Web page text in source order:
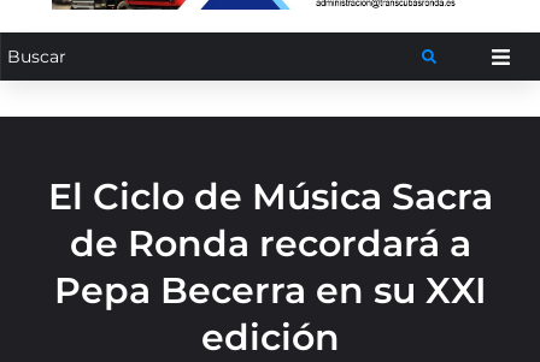
El Ciclo de Música Sacra
de Ronda recordará a
Pepa Becerra en su XXI
edición